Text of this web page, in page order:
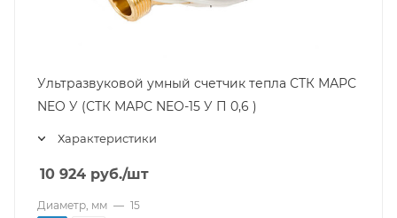
Ультразвуковой умный счетчик тепла СТК МАРС
NEO У (СТК МАРС NEO-15 У П 0,6 )
Характеристики
10 924 руб./шт
Диаметр, мм — 15